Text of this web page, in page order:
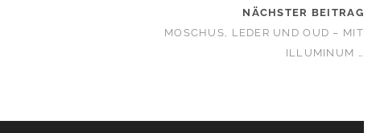
NÄCHSTER BEITRAG
MOSCHUS, LEDER UND OUD – MIT
ILLUMINUM …